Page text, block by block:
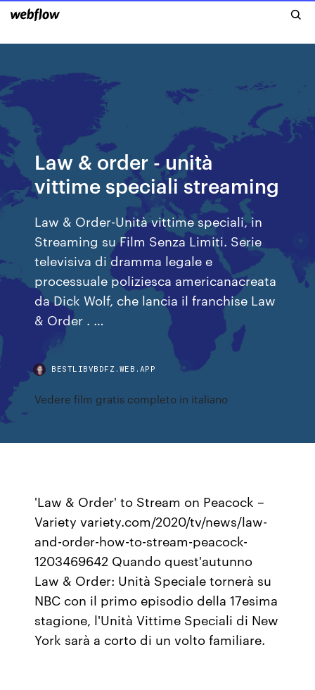
Law & order - unità
vittime speciali streaming
Law & Order-Unità vittime speciali, in
Streaming su Film Senza Limiti. Serie
televisiva di dramma legale e
processuale poliziesca americanacreata
da Dick Wolf, che lancia il franchise Law
& Order . …
BESTLIBVBDFZ.WEB.APP
Vedere film gratis completo in italiano
'Law & Order' to Stream on Peacock –
Variety variety.com/2020/tv/news/law-
and-order-how-to-stream-peacock-
1203469642 Quando quest'autunno
Law & Order: Unità Speciale tornerà su
NBC con il primo episodio della 17esima
stagione, l'Unità Vittime Speciali di New
York sarà a corto di un volto familiare.